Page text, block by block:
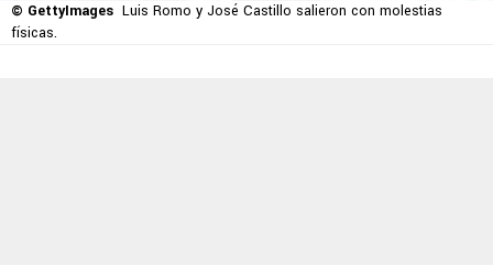
© GettyImages Luis Romo y José Castillo salieron con molestias
físicas.